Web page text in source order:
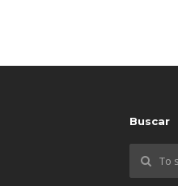
Buscar